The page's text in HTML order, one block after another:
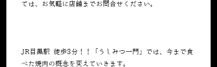
ては、お気軽に店舗までお問合せください。
JR目黒駅 徒歩3分！！「うしみつ一門」では、今まで食
べた焼肉の概念を変えていきます。